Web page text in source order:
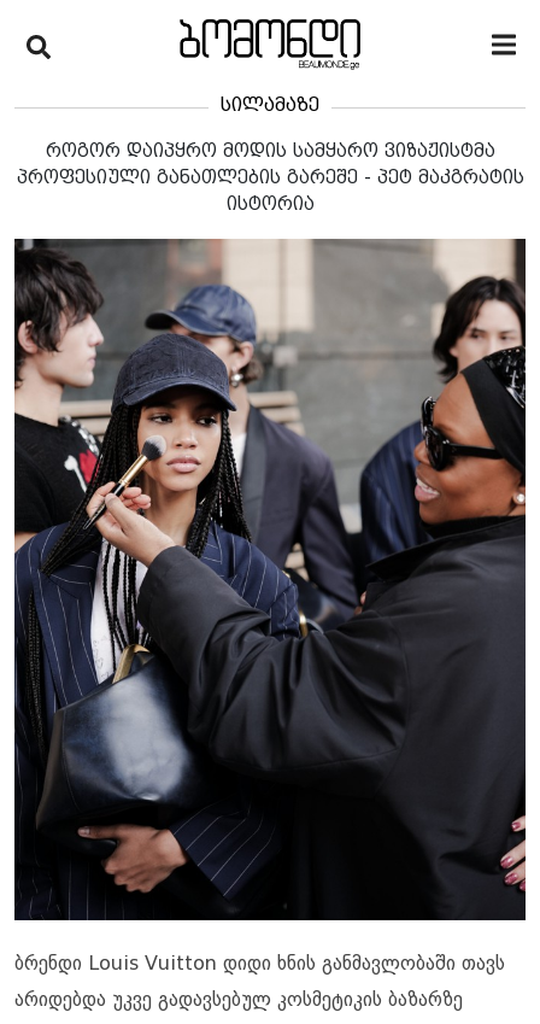
სილამაზე
როგორ დაიპყრო მოდის სამყარო ვიზაჟისტმა
პროფესიული განათლების გარეშე - პეტ მაკგრატის
ისტორია
ბრენდი Louis Vuitton დიდი ხნის განმავლობაში თავს
არიდებდა უკვე გადავსებულ კოსმეტიკის ბაზარზე